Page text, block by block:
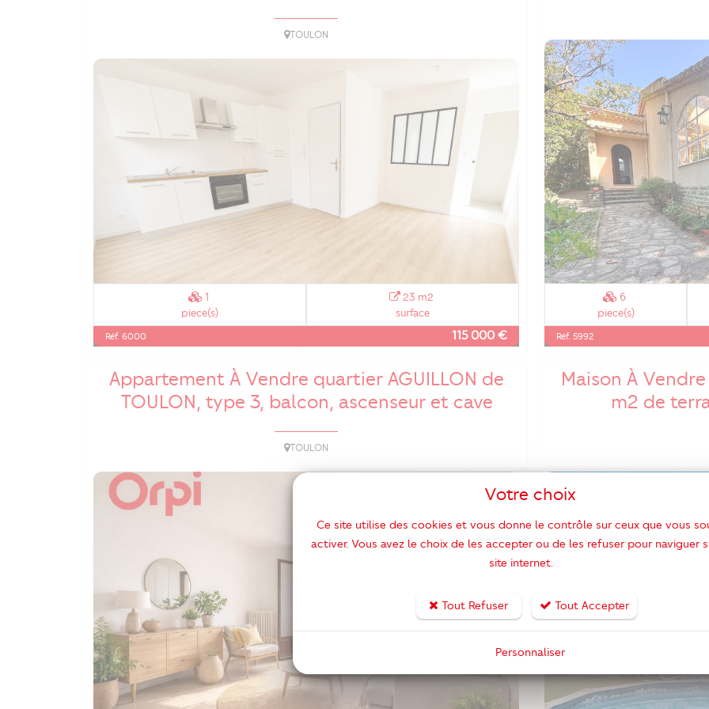
TOULON
1
piece(s)
23 m2
surface
Réf. 6000 115 000 €
6
piece(s)
Réf. 5992
Appartement À Vendre quartier AGUILLON de
TOULON, type 3, balcon, ascenseur et cave
TOULON
Maison À
m2 de
Votre choix
Ce site utilise des cookies et vous donne le contrôle sur ceux que vous
activer. Vous avez le choix de les accepter ou de les refuser pour naviguer
site internet.
Tout Refuser Tout Accepter
Personnaliser